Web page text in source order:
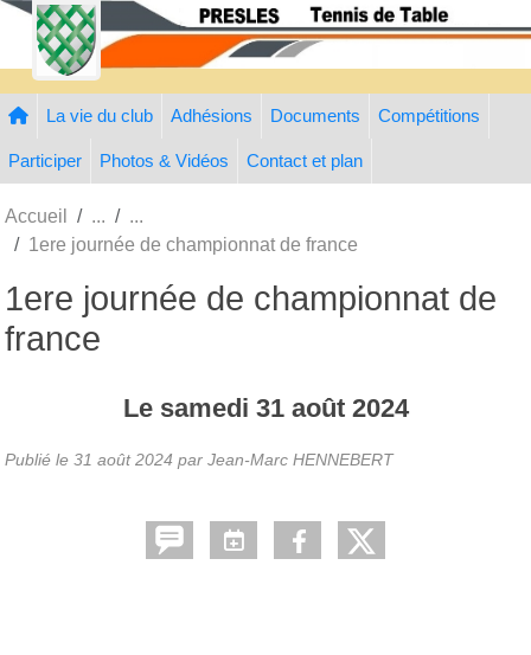
La vie du club Adhésions Documents Compétitions
Participer Photos & Vidéos Contact et plan
Accueil
1ere journée de championnat de france
1ere journée de championnat de
france
Le samedi 31 août 2024
Publié le 31 août 2024 par Jean-Marc HENNEBERT
Panneau de gestion des cookies